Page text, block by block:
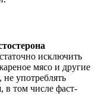
исключить
мясо и другие
употреблять
в том числе фаст-